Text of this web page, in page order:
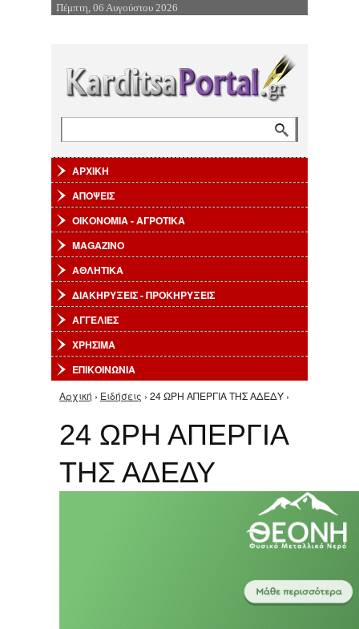
Επιστροφή στην Πλοήγηση
Πέμπτη, 06 Αυγούστου 2026
ΑΡΧΙΚΗ
ΑΠΟΨΕΙΣ
ΟΙΚΟΝΟΜΙΑ - ΑΓΡΟΤΙΚΑ
MAGAZINO
ΑΘΛΗΤΙΚΑ
ΔΙΑΚΗΡΥΞΕΙΣ - ΠΡΟΚΗΡΥΞΕΙΣ
ΑΓΓΕΛΙΕΣ
ΧΡΗΣΙΜΑ
ΕΠΙΚΟΙΝΩΝΙΑ
Είστε εδώ
Αρχική › Ειδήσεις › 24 ΩΡΗ ΑΠΕΡΓΙΑ ΤΗΣ ΑΔΕΔΥ ›
24 ΩΡΗ ΑΠΕΡΓΙΑ
ΤΗΣ ΑΔΕΔΥ